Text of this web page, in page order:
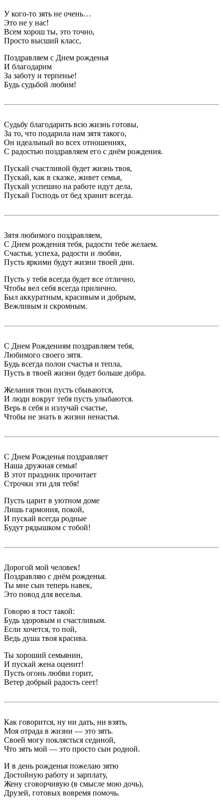
У кого-то зять не очень…
Это не у нас!
Всем хорош ты, это точно,
Просто высший класс,
Поздравляем с Днем рожденья
И благодарим
За заботу и терпенье!
Будь судьбой любим!
Судьбу благодарить всю жизнь готовы,
За то, что подарила нам зятя такого,
Он идеальный во всех отношениях,
С радостью поздравляем его с днём рождения.
Пускай счастливой будет жизнь твоя,
Пускай, как в сказке, живет семья,
Пускай успешно на работе идут дела,
Пускай Господь от бед хранит всегда.
Зятя любимого поздравляем,
С Днем рождения тебя, радости тебе желаем.
Счастья, успеха, радости и любви,
Пусть яркими будут жизни твоей дни.
Пусть у тебя всегда будет все отлично,
Чтобы вел себя всегда прилично.
Был аккуратным, красивым и добрым,
Вежливым и скромным.
С Днем Рождениям поздравляем тебя,
Любимого своего зятя.
Будь всегда полон счастья и тепла,
Пусть в твоей жизни будет больше добра.
Желания твои пусть сбываются,
И люди вокруг тебя пусть улыбаются.
Верь в себя и излучай счастье,
Чтобы не знать в жизни ненастья.
С Днем Рожденья поздравляет
Наша дружная семья!
В этот праздник прочитает
Строчки эти для тебя!
Пусть царит в уютном доме
Лишь гармония, покой,
И пускай всегда родные
Будут рядышком с тобой!
Дорогой мой человек!
Поздравляю с днём рожденья.
Ты мне сын теперь навек,
Это повод для веселья.
Говорю я тост такой:
Будь здоровым и счастливым.
Если хочется, то пой,
Ведь душа твоя красива.
Ты хороший семьянин,
И пускай жена оценит!
Пусть огонь любви горит,
Ветер добрый радость сеет!
Как говорится, ну ни дать, ни взять,
Моя отрада в жизни — это зять.
Своей могу поклясться сединой,
Что зять мой — это просто сын родной.
И в день рожденья пожелаю зятю
Достойную работу и зарплату,
Жену сговорчивую (в смысле мою дочь),
Друзей, готовых вовремя помочь.